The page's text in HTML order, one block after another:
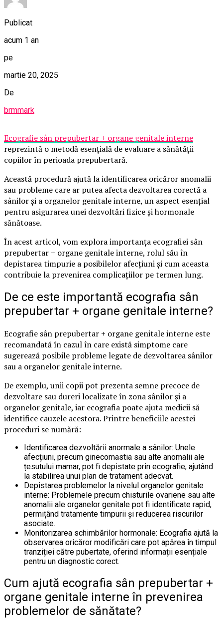
Publicat
acum 1 an
pe
martie 20, 2025
De
brmmark
Ecografie sân prepubertar + organe genitale interne
reprezintă o metodă esențială de evaluare a sănătății
copiilor în perioada prepubertară.
Această procedură ajută la identificarea oricăror anomalii
sau probleme care ar putea afecta dezvoltarea corectă a
sânilor și a organelor genitale interne, un aspect esențial
pentru asigurarea unei dezvoltări fizice și hormonale
sănătoase.
În acest articol, vom explora importanța ecografiei sân
prepubertar + organe genitale interne, rolul său în
depistarea timpurie a posibilelor afecțiuni și cum aceasta
contribuie la prevenirea complicațiilor pe termen lung.
De ce este importantă ecografia sân
prepubertar + organe genitale interne?
Ecografie sân prepubertar + organe genitale interne este
recomandată în cazul în care există simptome care
sugerează posibile probleme legate de dezvoltarea sânilor
sau a organelor genitale interne.
De exemplu, unii copii pot prezenta semne precoce de
dezvoltare sau dureri localizate în zona sânilor și a
organelor genitale, iar ecografia poate ajuta medicii să
identifice cauzele acestora. Printre beneficiile acestei
proceduri se numără:
Identificarea dezvoltării anormale a sânilor: Unele
afecțiuni, precum ginecomastia sau alte anomalii ale
țesutului mamar, pot fi depistate prin ecografie, ajutând
la stabilirea unui plan de tratament adecvat.
Depistarea problemelor la nivelul organelor genitale
interne: Problemele precum chisturile ovariene sau alte
anomalii ale organelor genitale pot fi identificate rapid,
permițând tratamente timpurii și reducerea riscurilor
asociate.
Monitorizarea schimbărilor hormonale: Ecografia ajută la
observarea oricăror modificări care pot apărea în timpul
tranziției către pubertate, oferind informații esențiale
pentru un diagnostic corect.
Cum ajută ecografia sân prepubertar +
organe genitale interne în prevenirea
problemelor de sănătate?